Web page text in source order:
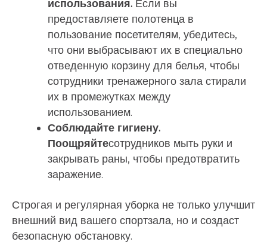
использования. Если вы
предоставляете полотенца в
пользование посетителям, убедитесь,
что они выбрасывают их в специально
отведенную корзину для белья, чтобы
сотрудники тренажерного зала стирали
их в промежутках между
использованием.
Соблюдайте гигиену.
Поощряйтесотрудников мыть руки и
закрывать раны, чтобы предотвратить
заражение.
Строгая и регулярная уборка не только улучшит
внешний вид вашего спортзала, но и создаст
безопасную обстановку.